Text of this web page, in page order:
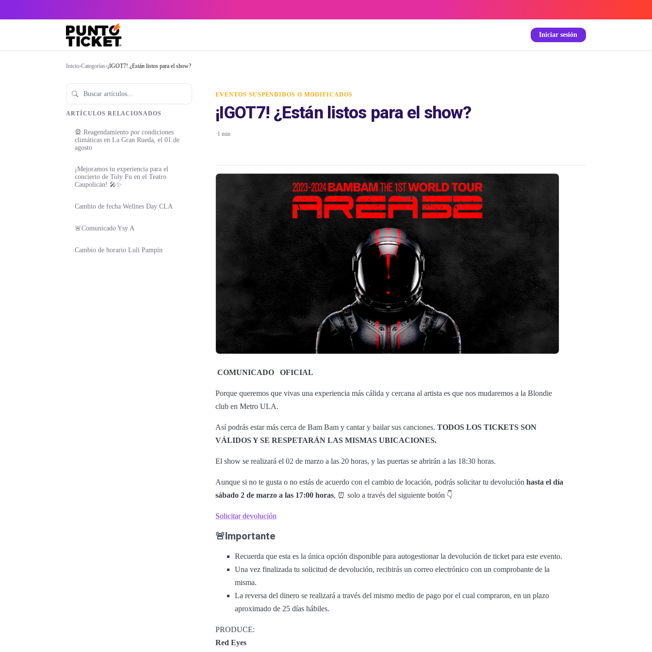
Iniciar sesión
Inicio›Categorías›¡IGOT7! ¿Están listos para el show?
ARTÍCULOS RELACIONADOS
🎡 Reagendamiento por condiciones
climáticas en La Gran Rueda, el 01 de
agosto
¡Mejoramos tu experiencia para el
concierto de Toly Fu en el Teatro
Caupolicán! 🎤✨
Cambio de fecha Wellnes Day CLA
🚨Comunicado Ysy A
Cambio de horario Luli Pampín
EVENTOS SUSPENDIDOS O MODIFICADOS
¡IGOT7! ¿Están listos para el show?
·1 min
COMUNICADO OFICIAL
Porque queremos que vivas una experiencia más cálida y cercana al artista es que nos mudaremos a la Blondie
club en Metro ULA.
Así podrás estar más cerca de Bam Bam y cantar y bailar sus canciones. TODOS LOS TICKETS SON
VÁLIDOS Y SE RESPETARÁN LAS MISMAS UBICACIONES.
El show se realizará el 02 de marzo a las 20 horas, y las puertas se abrirán a las 18:30 horas.
Aunque si no te gusta o no estás de acuerdo con el cambio de locación, podrás solicitar tu devolución hasta el día
sábado 2 de marzo a las 17:00 horas, ⏰ solo a través del siguiente botón 👇
Solicitar devolución
🚨Importante
Recuerda que esta es la única opción disponible para autogestionar la devolución de ticket para este evento.
Una vez finalizada tu solicitud de devolución, recibirás un correo electrónico con un comprobante de la
misma.
La reversa del dinero se realizará a través del mismo medio de pago por el cual compraron, en un plazo
aproximado de 25 días hábiles.
PRODUCE:
Red Eyes